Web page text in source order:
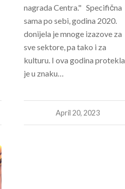
nagrada Centra." Specifična
sama po sebi, godina 2020.
donijela je mnoge izazove za
sve sektore, pa tako i za
kulturu. I ova godina protekla
je u znaku…
April 20, 2023